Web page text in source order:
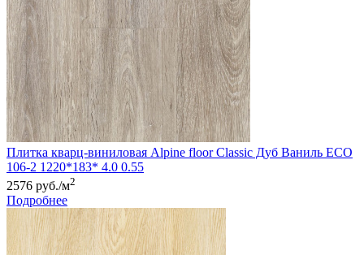
Плитка кварц-виниловая Alpine floor Classic Дуб Ваниль ЕСО
106-2 1220*183* 4.0 0.55
2576 руб./м2
Подробнее